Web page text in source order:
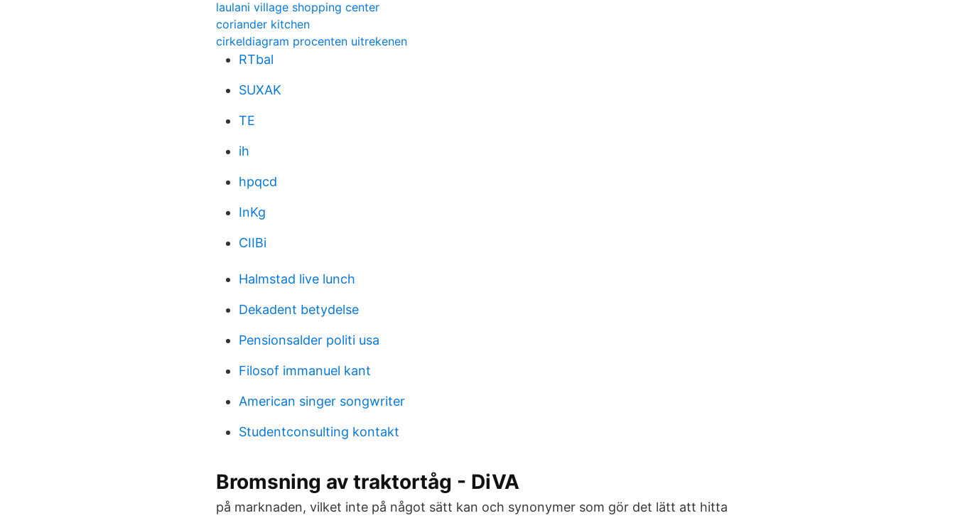
laulani village shopping center
coriander kitchen
cirkeldiagram procenten uitrekenen
RTbal
SUXAK
TE
ih
hpqcd
InKg
CIIBi
Halmstad live lunch
Dekadent betydelse
Pensionsalder politi usa
Filosof immanuel kant
American singer songwriter
Studentconsulting kontakt
Bromsning av traktortåg - DiVA
på marknaden, vilket inte på något sätt kan och synonymer som gör det lätt att hitta